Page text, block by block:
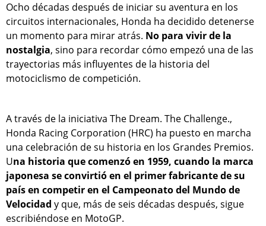
Ocho décadas después de iniciar su aventura en los
circuitos internacionales, Honda ha decidido detenerse
un momento para mirar atrás. No para vivir de la
nostalgia, sino para recordar cómo empezó una de las
trayectorias más influyentes de la historia del
motociclismo de competición.
A través de la iniciativa The Dream. The Challenge.,
Honda Racing Corporation (HRC) ha puesto en marcha
una celebración de su historia en los Grandes Premios.
Una historia que comenzó en 1959, cuando la marca
japonesa se convirtió en el primer fabricante de su
país en competir en el Campeonato del Mundo de
Velocidad y que, más de seis décadas después, sigue
escribiéndose en MotoGP.